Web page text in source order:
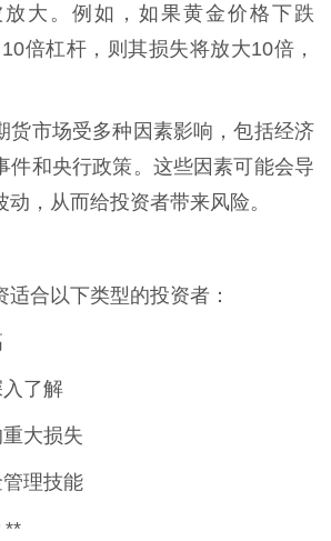
大。例如，如果黄金价格下跌
倍杠杆，则其损失将放大10倍，
货市场受多种因素影响，包括经济
件和央行政策。这些因素可能会导
，从而给投资者带来风险。
合以下类型的投资者：
了解
大损失
理技能
**